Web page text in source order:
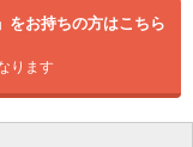
をお持ちの方はこちら
ります